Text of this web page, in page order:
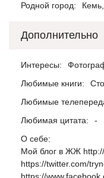
Родной город:
Дополнительно
Интересы:
Любимые книги:
Любимые
Любимая цитата:
-
О себе:
Мой блог в ЖЖ http://
https://twitter.com/